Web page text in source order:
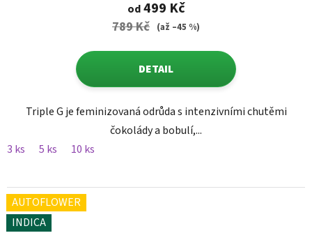
od499 Kč
789 Kč (až –45 %)
DETAIL
Triple G je feminizovaná odrůda s intenzivními chutěmi
čokolády a bobulí,...
3 ks
5 ks 10 ks
AUTOFLOWER
INDICA